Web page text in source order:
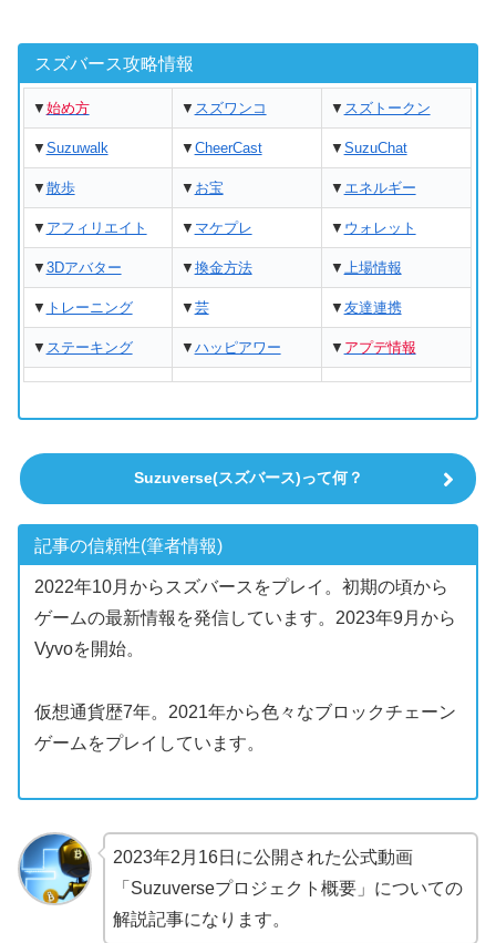
スズバース攻略情報
▼ 始め方 ▼ スズワンコ ▼ スズトークン
▼ Suzuwalk ▼ CheerCast ▼ SuzuChat
▼ 散歩 ▼ お宝 ▼ エネルギー
▼ アフィリエイト ▼ マケプレ ▼ ウォレット
▼ 3Dアバター ▼ 換金方法 ▼ 上場情報
▼ トレーニング ▼ 芸 ▼ 友達連携
▼ ステーキング ▼ ハッピアワー ▼ アプデ情報
Suzuverse(スズバース)って何？
記事の信頼性(筆者情報)
2022年10月からスズバースをプレイ。初期の頃から
ゲームの最新情報を発信しています。2023年9月から
Vyvoを開始。
仮想通貨歴7年。2021年から色々なブロックチェーン
ゲームをプレイしています。
2023年2月16日に公開された公式動画
「Suzuverseプロジェクト概要」についての
解説記事になります。